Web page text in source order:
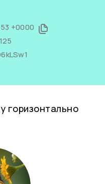
+0000
горизонтально